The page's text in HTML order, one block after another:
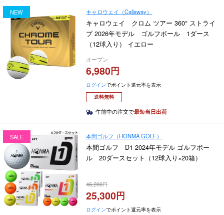
NEW キャロウェイ（Callaway）
キャロウェイ クロム ツアー 360° ストライ
プ 2026年モデル ゴルフボール 1ダース
（12球入り） イエロー
オープン
6,980
ログインでポイント還元率を表示
送料無料
午前中の注文で最短当日出荷
SALE 本間ゴルフ（HONMA GOLF）
本間ゴルフ D1 2024年モデル ゴルフボー
ル 20ダースセット（12球入り×20箱）
46,200
25,300
ログインでポイント還元率を表示